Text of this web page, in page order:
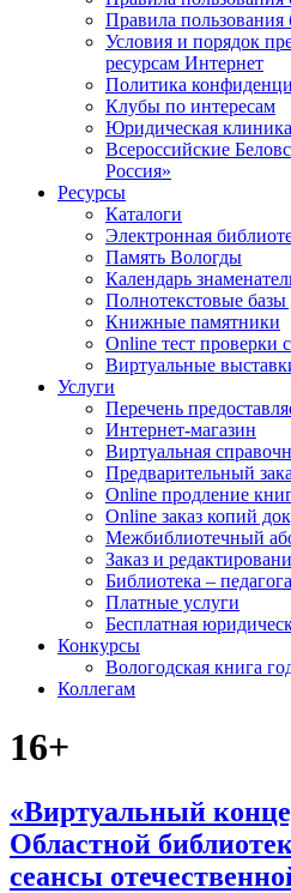
Правила пользования
Условия и порядок
ресурсам Интернет
Политика
Клубы по интересам
Юридическая клиника
Всероссийские
Россия»
Ресурсы
Каталоги
Электронная
Память Вологды
Календарь
Полнотекстовые
Книжные памятники
Online тест проверки
Виртуальные
Услуги
Перечень
Интернет-магазин
Виртуальная
Предварительный
Online продление
Online заказ копий
Межбиблиотечный
Заказ и
Библиотека –
Платные услуги
Бесплатная
Конкурсы
Вологодская книга
Коллегам
16+
«Виртуальный
Областной
сеансы